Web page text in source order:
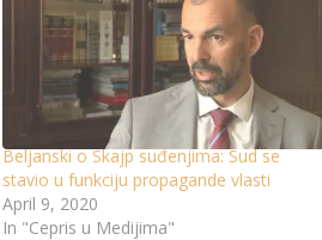
Beljanski o Skajp suđenjima: Sud se
stavio u funkciju propagande vlasti
April 9, 2020
In "Cepris u Medijima"